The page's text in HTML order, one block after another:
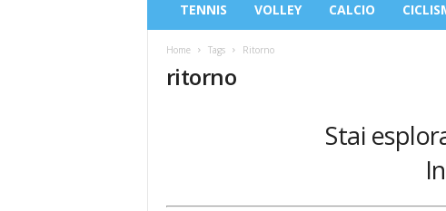
Sport
TENNIS VOLLEY CALCIO
Home Tags Ritorno
ritorno
Stai